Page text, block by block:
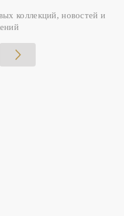
коллекций, новостей и